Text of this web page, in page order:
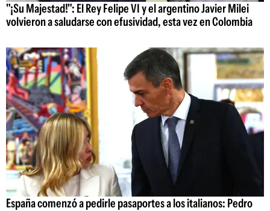
"¡Su Majestad!": El Rey Felipe VI y el argentino Javier Milei
volvieron a saludarse con efusividad, esta vez en Colombia
España comenzó a pedirle pasaportes a los italianos: Pedro